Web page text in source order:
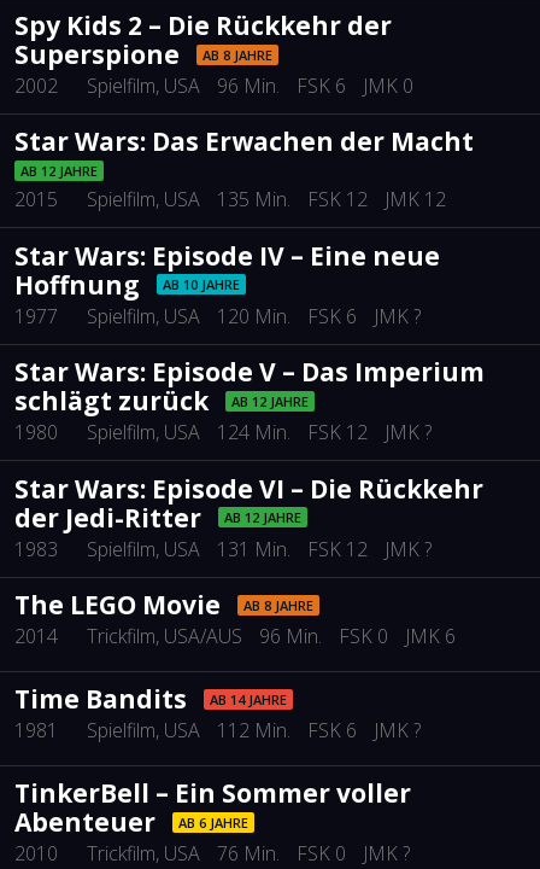
Spy Kids 2 – Die Rückkehr der
Superspione
AB 8 JAHRE
2002 Spielfilm, USA 96 Min. FSK 6 JMK 0
Star Wars: Das Erwachen der Macht
AB 12 JAHRE
2015 Spielfilm, USA 135 Min. FSK 12 JMK 12
Star Wars: Episode IV – Eine neue
Hoffnung
AB 10 JAHRE
1977 Spielfilm, USA 120 Min. FSK 6 JMK ?
Star Wars: Episode V – Das Imperium
schlägt zurück
AB 12 JAHRE
1980 Spielfilm, USA 124 Min. FSK 12 JMK ?
Star Wars: Episode VI – Die Rückkehr
der Jedi-Ritter
AB 12 JAHRE
1983 Spielfilm, USA 131 Min. FSK 12 JMK ?
The LEGO Movie AB 8 JAHRE
2014 Trickfilm, USA/AUS 96 Min. FSK 0 JMK 6
Time Bandits AB 14 JAHRE
1981 Spielfilm, USA 112 Min. FSK 6 JMK ?
TinkerBell – Ein Sommer voller
Abenteuer
AB 6 JAHRE
2010 Trickfilm, USA 76 Min. FSK 0 JMK ?